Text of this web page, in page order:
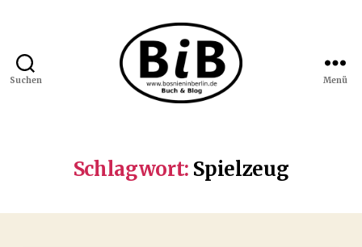
Suchen Menü
Schlagwort: Spielzeug